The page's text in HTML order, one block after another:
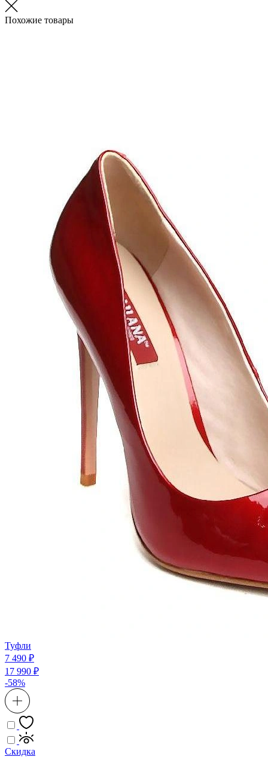
Похожие товары
Туфли
7 490 ₽
17 990 ₽
-58%
Скидка